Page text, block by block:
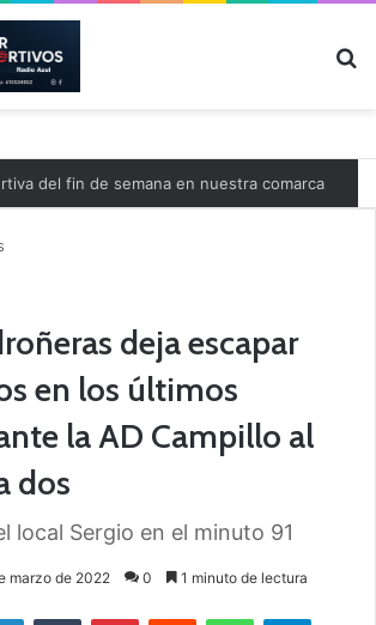
del fin de semana en nuestra comarca
deja escapar
en los últimos
la AD Campillo al
dos
local Sergio en el minuto 91
marzo de 2022 0 1 minuto de lectura